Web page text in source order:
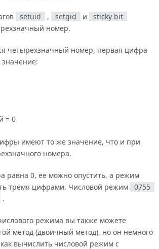
setuid , setgid и
sticky bit
номер.
четырехзначный номер, первая цифра
= 0
имеют то же значение, что и при
номера.
равна 0, ее можно опустить, а режим
тремя цифрами. Числовой режим
0755
.
режима вы также можете
метод (двоичный метод), но он немного
вычислить числовой режим с